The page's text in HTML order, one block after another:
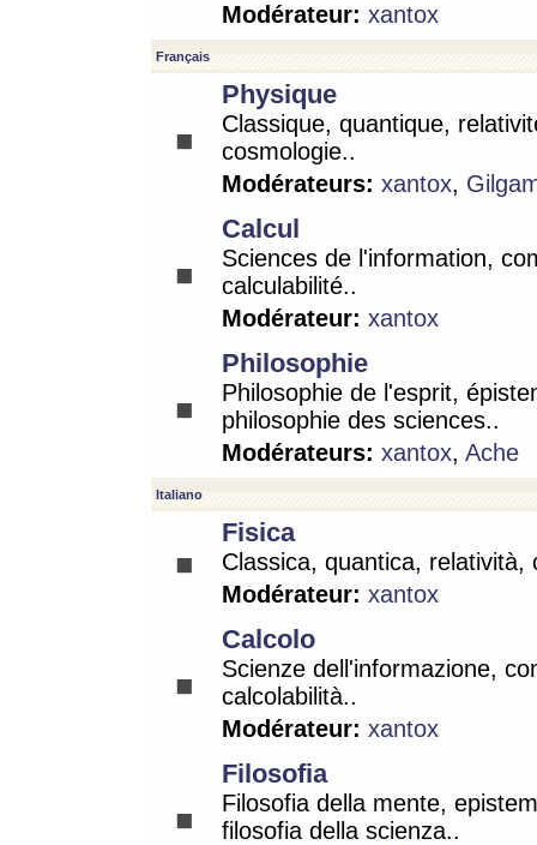
Modérateur: xantox
Français
Physique
Classique, quantique,
cosmologie..
Modérateurs: xantox,
Calcul
Sciences de l'information,
calculabilité..
Modérateur: xantox
Philosophie
Philosophie de l'esprit,
philosophie des sciences..
Modérateurs: xantox, Ache
Italiano
Fisica
Classica, quantica, relatività,
Modérateur: xantox
Calcolo
Scienze dell'informazione,
calcolabilità..
Modérateur: xantox
Filosofia
Filosofia della mente,
filosofia della scienza..